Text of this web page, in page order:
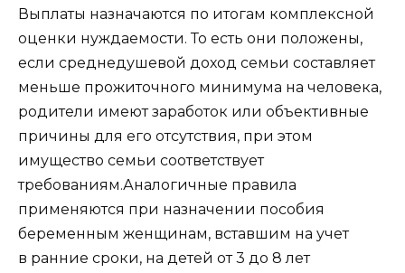
Выплаты назначаются по итогам комплексной
оценки нуждаемости. То есть они положены,
если среднедушевой доход семьи составляет
меньше прожиточного минимума на человека,
родители имеют заработок или объективные
причины для его отсутствия, при этом
имущество семьи соответствует
требованиям.Аналогичные правила
применяются при назначении пособия
беременным женщинам, вставшим на учет
в ранние сроки, на детей от 3 до 8 лет